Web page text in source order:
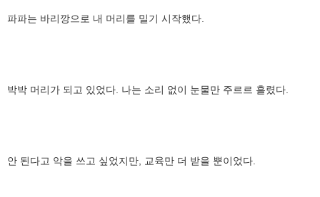
파파는 바리깡으로 내 머리를 밀기 시작했다.
박박 머리가 되고 있었다. 나는 소리 없이 눈물만 주르르 흘렸다.
안 된다고 악을 쓰고 싶었지만, 교육만 더 받을 뿐이었다.